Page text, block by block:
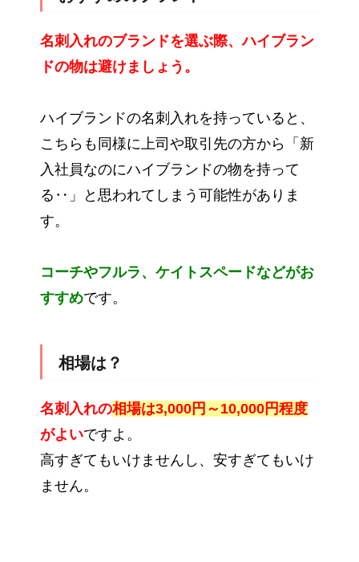
名刺入れのブランドを選ぶ際、ハイブラン
ドの物は避けましょう。
ハイブランドの名刺入れを持っていると、
こちらも同様に上司や取引先の方から「新
入社員なのにハイブランドの物を持って
る‥」と思われてしまう可能性がありま
す。
コーチやフルラ、ケイトスペードなどがお
すすめです。
相場は？
名刺入れの相場は3,000円～10,000円程度
がよいですよ。
高すぎてもいけませんし、安すぎてもいけ
ません。